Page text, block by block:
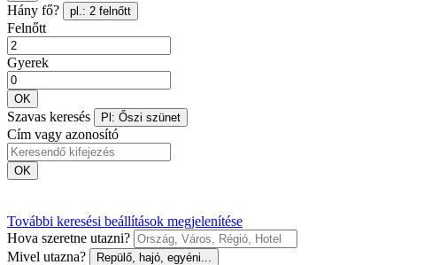
Hány fő? pl.: 2 felnőtt
Felnőtt
Gyerek
OK
Szavas keresés Pl: Őszi szünet
Cím vagy azonosító
OK
További keresési beállítások megjelenítése
Hova szeretne utazni?
Mivel utazna?
Repülő, hajó, egyéni...